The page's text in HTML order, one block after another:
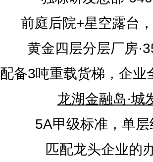
前庭后院+星空露台
黄金四层分层厂房
配备3吨重载货梯，企业
龙湖金融岛·城
5A甲级标准，单
匹配龙头企业的